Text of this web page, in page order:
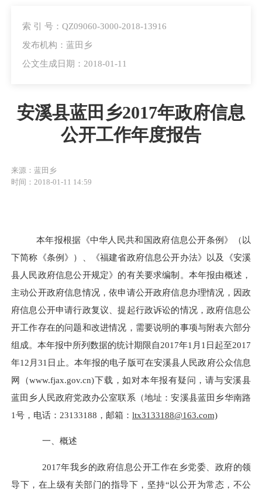
索 引 号：QZ09060-3000-2018-13916
发布机构：蓝田乡
公文生成日期：2018-01-11
安溪县蓝田乡2017年政府信息
公开工作年度报告
来源：蓝田乡
时间：2018-01-11 14:59
本年报根据《中华人民共和国政府信息公开条例》（以
下简称《条例》）
、《福建省政府信息公开办法》 以及《安溪
县人民政府信息公开规定》的有关要求编制。本年报由概述，
主动公开政府信息情况，依申请公开政府信息办理情况 ，因政
府信息公开申请行政复议、提起行政诉讼的情况，政府信息公
开工作存在的问题和改进情况，需要说明的事项与附表六部分
组成。本年报中所列数据的统计期限自201 7年1月1日起至201 7
年12月31日止。本年报的电子版可在安溪县人民政府公众信息
网（www.fjax.gov.cn)下载，如对本年报有疑问，请与安溪县
蓝田乡人民政府党政办公室联系（地址：安溪县蓝田乡华南路
1号，电话：23133188，邮箱： ltx3133188@163.com)
一、概述
201 7年我乡的政 府信息公开工作在 乡党委、政府的领
导下， 在上级有关部门的指导下， 坚持“以公开为常态，不公